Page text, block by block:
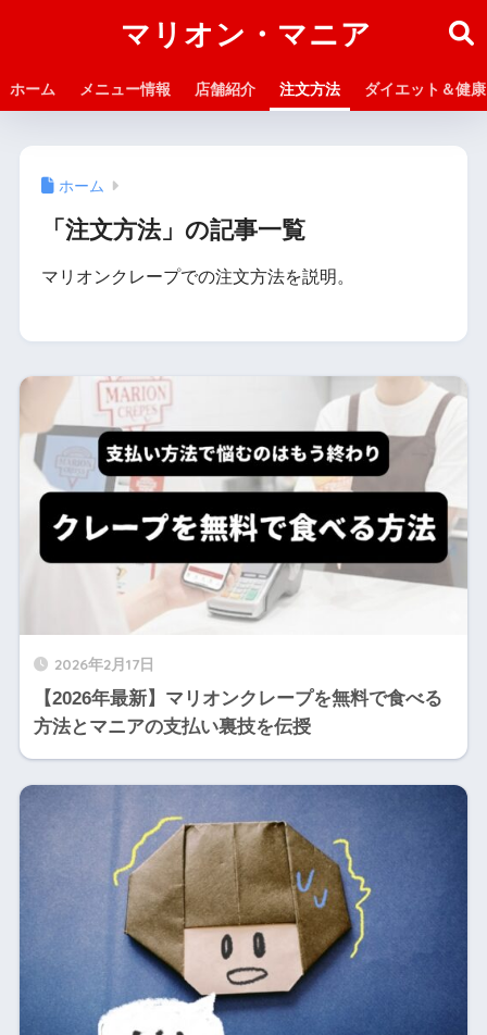
マリオン・マニア
ホーム メニュー情報 店舗紹介 注文方法 ダイエット＆健康
ホーム
「注文方法」の記事一覧
マリオンクレープでの注文方法を説明。
2026年2月17日
【2026年最新】マリオンクレープを無料で食べる
方法とマニアの支払い裏技を伝授